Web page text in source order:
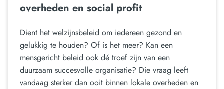
overheden en social profit
Dient het welzijnsbeleid om iedereen gezond en
gelukkig te houden? Of is het meer? Kan een
mensgericht beleid ook dé troef zijn van een
duurzaam succesvolle organisatie? Die vraag leeft
vandaag sterker dan ooit binnen lokale overheden en